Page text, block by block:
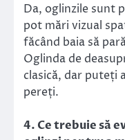
Da, oglinzile sunt
pot mări vizual
făcând baia să
Oglinda de
clasică, dar puteți
pereți.
4. Ce trebuie să